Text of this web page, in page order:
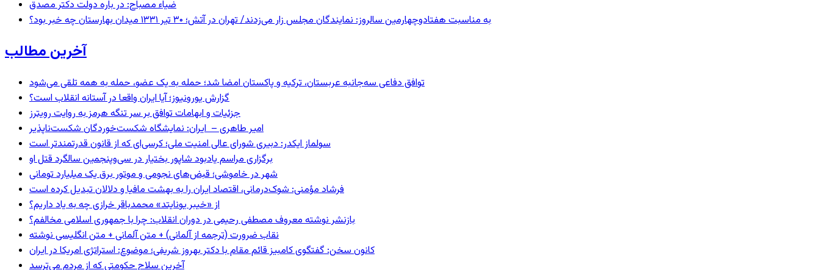
ضیاء مصباح: در باره دولت دکتر مصدق
به مناسبت هفتادوچهارمین سالروز: نمایندگان مجلس زار می‌زدند/ تهران در آتش؛ ۳۰ تیر ۱۳۳۱ میدان بهارستان چه خبر بود؟
آخرین مطالب
توافق دفاعی سه‌جانبه عربستان، ترکیه و پاکستان امضا شد؛ حمله به یک عضو، حمله به همه تلقی می‌شود
گزارش یورونیوز؛ آیا ایران واقعا در آستانه انقلاب است؟
جزئیات و ابهامات توافق بر سر تنگه هرمز به روایت رویترز
امیر طاهری – ایران: نمایشگاه شکست‌خوردگان شکست‌ناپذیر
سولماز ایکدر: دبیری شورای عالی امنیت ملی؛ کرسی‌ای که از قانون قدرتمندتر است
برگزاری مراسم یادبود شاپور بختیار در سی‌وپنجمین سالگرد قتل او
شهر در خاموشی؛ قبض‌های نجومی و موتور برق یک میلیارد تومانی
فرشاد مؤمنی: شوک‌درمانی، اقتصاد ایران را به بهشت مافیا و دلالان تبدیل کرده است
از «خیبر یونایتد» محمدباقر خرازی چه به یاد داریم؟
بازنشر نوشته معروف مصطفی رحیمی در دوران انقلاب: چرا با جمهوری اسلامی مخالفم؟
نقاب ضرورت (ترجمه از آلمانی) + متن آلمانی + متن انگلیسی نوشته
کانون سخن: گفتگوی کامبیز قائم مقام با دکتر بهروز شریفی؛ موضوع: استراتژی امریکا در ایران
آخرین سلاح حکومتی که از مردم می‌ترسد